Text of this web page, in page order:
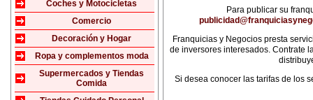
Coches y Motocicletas
Comercio
Decoración y Hogar
Ropa y complementos moda
Supermercados y Tiendas
Comida
Para publicar su
Franquicias y Negocios presta
de inversores interesados. Contrate
Si desea conocer las tarifas de los